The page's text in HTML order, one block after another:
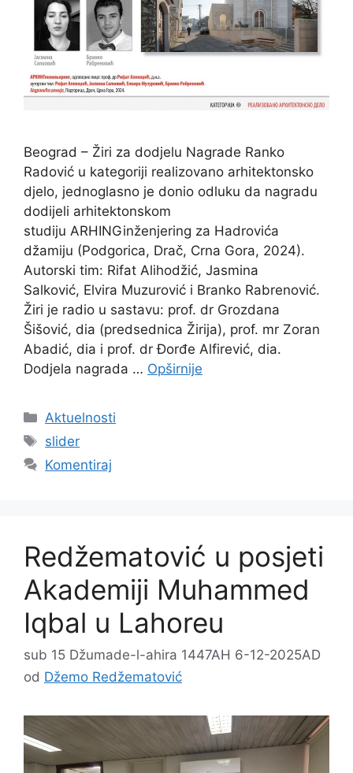
Beograd – Žiri za dodjelu Nagrade Ranko
Radović u kategoriji realizovano arhitektonsko
djelo, jednoglasno je donio odluku da nagradu
dodijeli arhitektonskom
studiju ARHINGinženjering za Hadrovića
džamiju (Podgorica, Drač, Crna Gora, 2024).
Autorski tim: Rifat Alihodžić, Jasmina
Salković, Elvira Muzurović i Branko Rabrenović.
Žiri je radio u sastavu: prof. dr Grozdana
Šišović, dia (predsednica Žirija), prof. mr Zoran
Abadić, dia i prof. dr Đorđe Alfirević, dia.
Dodjela nagrada … Opširnije
Kategorije
Aktuelnosti
Oznake
slider
Komentiraj
Redžematović u posjeti
Akademiji Muhammed
Iqbal u Lahoreu
sub 15 Džumade-l-ahira 1447AH 6-12-2025AD
od Džemo Redžematović